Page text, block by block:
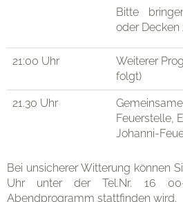
Bitte
oder Decken
21:00 Uhr
Weiterer
folgt)
21.30 Uhr
Feuerstelle,
Johanni-
Bei unsicherer Witterung können
Uhr unter der Tel.Nr. 16
Abendprogramm stattfinden wird.